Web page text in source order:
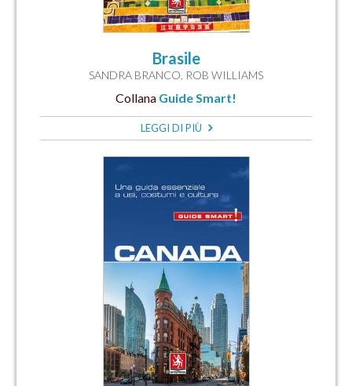
Brasile
SANDRA BRANCO ROB WILLIAMS
Collana Guide Smart!
LEGGI DI PIÙ